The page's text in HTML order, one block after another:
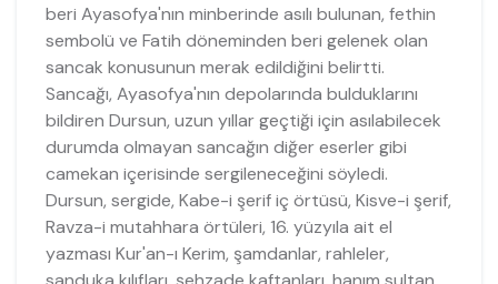
beri Ayasofya'nın minberinde asılı bulunan, fethin
sembolü ve Fatih döneminden beri gelenek olan
sancak konusunun merak edildiğini belirtti.
Sancağı, Ayasofya'nın depolarında bulduklarını
bildiren Dursun, uzun yıllar geçtiği için asılabilecek
durumda olmayan sancağın diğer eserler gibi
camekan içerisinde sergileneceğini söyledi.
Dursun, sergide, Kabe-i şerif iç örtüsü, Kisve-i şerif,
Ravza-i mutahhara örtüleri, 16. yüzyıla ait el
yazması Kur'an-ı Kerim, şamdanlar, rahleler,